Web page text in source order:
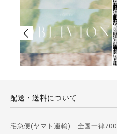
配送・送料について
宅急便(ヤマト運輸) 全国一律700